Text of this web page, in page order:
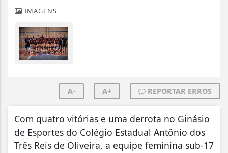
IMAGENS
A- A+ REPORTAR ERROS
Com quatro vitórias e uma derrota no Ginásio
de Esportes do Colégio Estadual Antônio dos
Três Reis de Oliveira, a equipe feminina sub-17